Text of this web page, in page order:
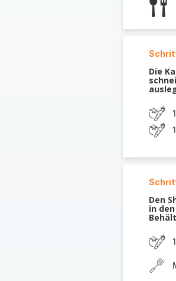
Die
1
Den
in